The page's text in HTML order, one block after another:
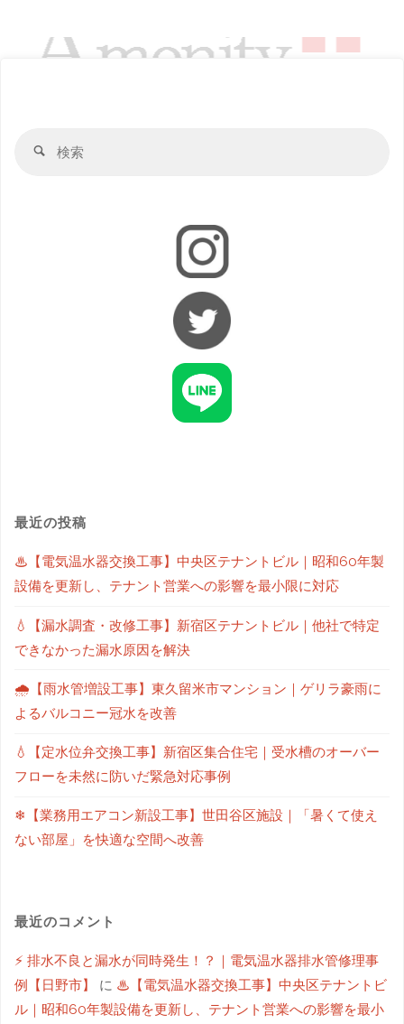
最近の投稿
♨【電気温水器交換工事】中央区テナントビル｜昭和60年製
設備を更新し、テナント営業への影響を最小限に対応
💧【漏水調査・改修工事】新宿区テナントビル｜他社で特定
できなかった漏水原因を解決
🌧【雨水管増設工事】東久留米市マンション｜ゲリラ豪雨に
よるバルコニー冠水を改善
💧【定水位弁交換工事】新宿区集合住宅｜受水槽のオーバー
フローを未然に防いだ緊急対応事例
❄【業務用エアコン新設工事】世田谷区施設｜「暑くて使え
ない部屋」を快適な空間へ改善
最近のコメント
⚡ 排水不良と漏水が同時発生！？｜電気温水器排水管修理事
例【日野市】
に ♨【電気温水器交換工事】中央区テナントビ
ル｜昭和60年製設備を更新し、テナント営業への影響を最小